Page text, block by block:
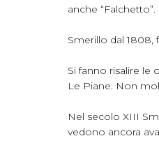
anche “Falchetto”.
Smerillo dal
Si fanno risalire
Le Piane. Non
Nel secolo XIII
vedono ancora